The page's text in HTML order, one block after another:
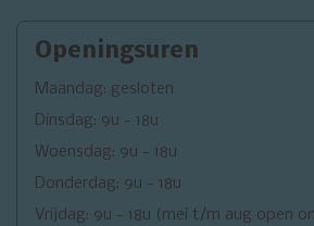
Openingsuren
Maandag: gesloten
Dinsdag: 9u - 18u
Woensdag: 9u - 18u
Donderdag: 9u - 18u
Vrijdag: 9u - 18u (mei t/m aug open